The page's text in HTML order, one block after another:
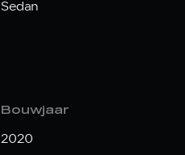
Sedan
Bouwjaar
2020